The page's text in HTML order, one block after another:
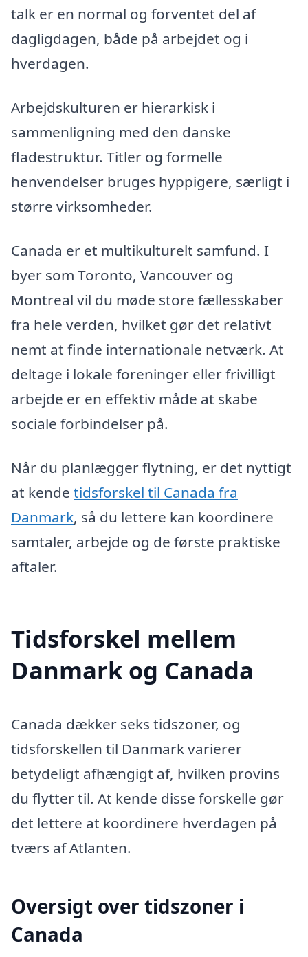
talk er en normal og forventet del af
dagligdagen, både på arbejdet og i
hverdagen.
Arbejdskulturen er hierarkisk i
sammenligning med den danske
fladestruktur. Titler og formelle
henvendelser bruges hyppigere, særligt i
større virksomheder.
Canada er et multikulturelt samfund. I
byer som Toronto, Vancouver og
Montreal vil du møde store fællesskaber
fra hele verden, hvilket gør det relativt
nemt at finde internationale netværk. At
deltage i lokale foreninger eller frivilligt
arbejde er en effektiv måde at skabe
sociale forbindelser på.
Når du planlægger flytning, er det nyttigt
at kende tidsforskel til Canada fra
Danmark, så du lettere kan koordinere
samtaler, arbejde og de første praktiske
aftaler.
Tidsforskel mellem
Danmark og Canada
Canada dækker seks tidszoner, og
tidsforskellen til Danmark varierer
betydeligt afhængigt af, hvilken provins
du flytter til. At kende disse forskelle gør
det lettere at koordinere hverdagen på
tværs af Atlanten.
Oversigt over tidszoner i
Canada